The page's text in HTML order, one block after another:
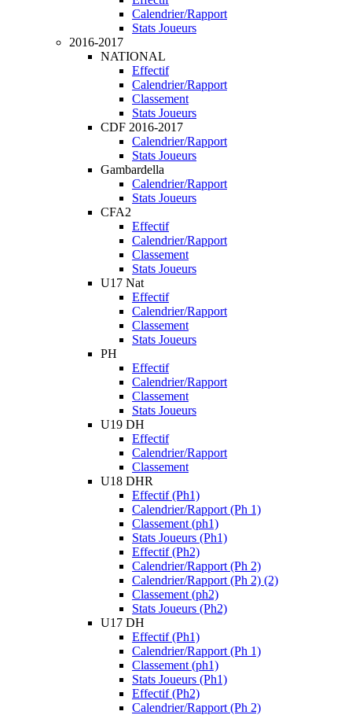
Calendrier/Rapport
Stats Joueurs
2016-2017
NATIONAL
Effectif
Calendrier/Rapport
Classement
Stats Joueurs
CDF 2016-2017
Calendrier/Rapport
Stats Joueurs
Gambardella
Calendrier/Rapport
Stats Joueurs
CFA2
Effectif
Calendrier/Rapport
Classement
Stats Joueurs
U17 Nat
Effectif
Calendrier/Rapport
Classement
Stats Joueurs
PH
Effectif
Calendrier/Rapport
Classement
Stats Joueurs
U19 DH
Effectif
Calendrier/Rapport
Classement
U18 DHR
Effectif (Ph1)
Calendrier/Rapport (Ph 1)
Classement (ph1)
Stats Joueurs (Ph1)
Effectif (Ph2)
Calendrier/Rapport (Ph 2)
Calendrier/Rapport (Ph 2) (2)
Classement (ph2)
Stats Joueurs (Ph2)
U17 DH
Effectif (Ph1)
Calendrier/Rapport (Ph 1)
Classement (ph1)
Stats Joueurs (Ph1)
Effectif (Ph2)
Calendrier/Rapport (Ph 2)